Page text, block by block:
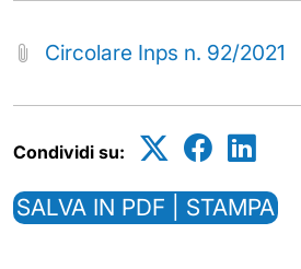
Circolare Inps n. 92/2021
Condividi su:
SALVA IN PDF | STAMPA